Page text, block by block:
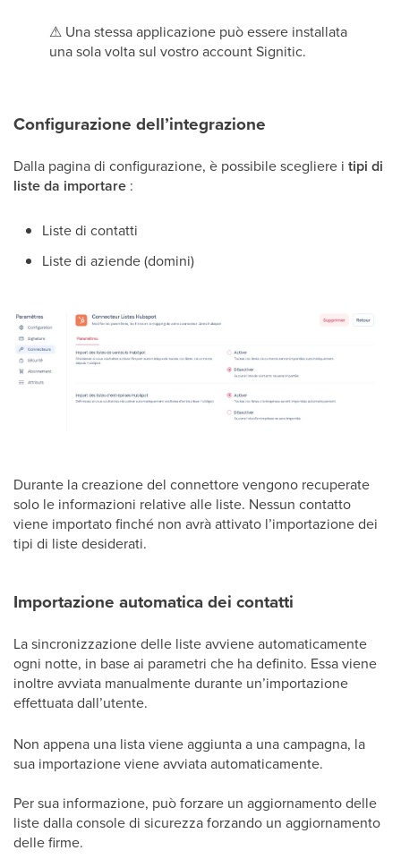
⚠ Una stessa applicazione può essere installata
una sola volta sul vostro account Signitic.
Configurazione dell’integrazione
Dalla pagina di configurazione, è possibile scegliere i tipi di
liste da importare :
Liste di contatti
Liste di aziende (domini)
Durante la creazione del connettore vengono recuperate
solo le informazioni relative alle liste. Nessun contatto
viene importato finché non avrà attivato l’importazione dei
tipi di liste desiderati.
Importazione automatica dei contatti
La sincronizzazione delle liste avviene automaticamente
ogni notte, in base ai parametri che ha definito. Essa viene
inoltre avviata manualmente durante un’importazione
effettuata dall’utente.
Non appena una lista viene aggiunta a una campagna, la
sua importazione viene avviata automaticamente.
Per sua informazione, può forzare un aggiornamento delle
liste dalla console di sicurezza forzando un aggiornamento
delle firme.